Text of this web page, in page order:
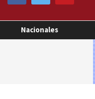
Nacionales